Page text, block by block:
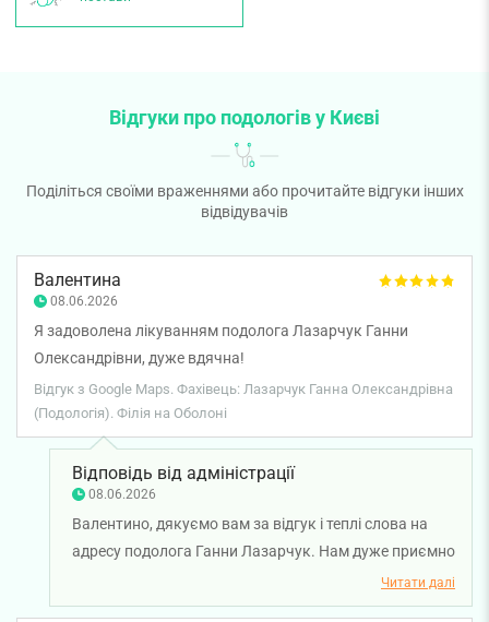
Відгуки про подологів у Києві
Поділіться своїми враженнями або прочитайте відгуки інших
відвідувачів
Валентина
08.06.2026
Я задоволена лікуванням подолога Лазарчук Ганни
Олександрівни, дуже вдячна!
Відгук з Google Maps. Фахівець: Лазарчук Ганна Олександрівна
(Подологія). Філія на Оболоні
Відповідь від адміністрації
08.06.2026
Валентино, дякуємо вам за відгук і теплі слова на
адресу подолога Ганни Лазарчук. Нам дуже приємно
знати, що ви залишилися задоволені лікуванням та
отриманим результатом. Бажаємо вам міцного
Читати далі